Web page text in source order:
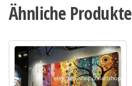
Ähnliche Produkte